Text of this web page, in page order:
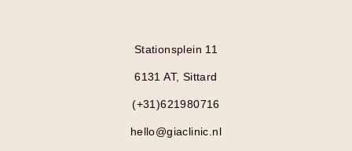
Stationsplein 11
6131 AT, Sittard
(+31)621980716
hello@giaclinic.nl